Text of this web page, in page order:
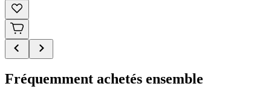
Fréquemment achetés ensemble